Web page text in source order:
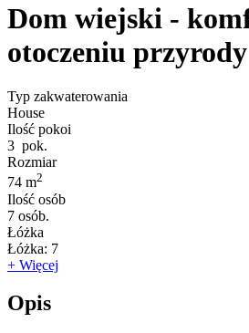
Dom wiejski -
otoczeniu przyrody
Typ zakwaterowania
House
Ilość pokoi
3 pok.
Rozmiar
74 m2
Ilość osób
7 osób.
Łóżka
Łóżka: 7
+ Więcej
Opis